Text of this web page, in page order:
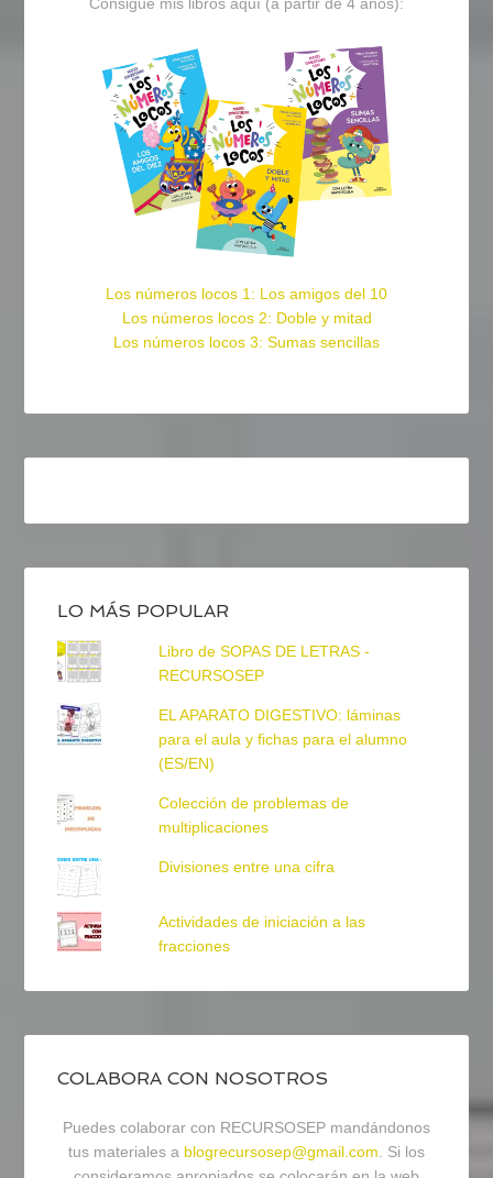
Consigue mis libros aquí (a partir de 4 años):
Los números locos 1: Los amigos del 10
Los números locos 2: Doble y mitad
Los números locos 3: Sumas sencillas
LO MÁS POPULAR
Libro de SOPAS DE LETRAS -
RECURSOSEP
EL APARATO DIGESTIVO: láminas
para el aula y fichas para el alumno
(ES/EN)
Colección de problemas de
multiplicaciones
Divisiones entre una cifra
Actividades de iniciación a las
fracciones
COLABORA CON NOSOTROS
Puedes colaborar con RECURSOSEP mandándonos
tus materiales a blogrecursosep@gmail.com. Si los